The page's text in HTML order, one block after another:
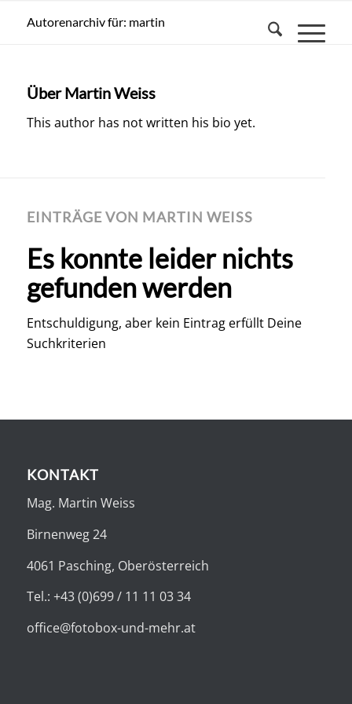
Autorenarchiv für: martin
ÜberMartin Weiss
This author has not written his bio yet.
EINTRÄGE VON MARTIN WEISS
Es konnte leider nichts
gefunden werden
Entschuldigung, aber kein Eintrag erfüllt Deine
Suchkriterien
KONTAKT
Mag. Martin Weiss
Birnenweg 24
4061 Pasching, Oberösterreich
Tel.: +43 (0)699 / 11 11 03 34
office@fotobox-und-mehr.at